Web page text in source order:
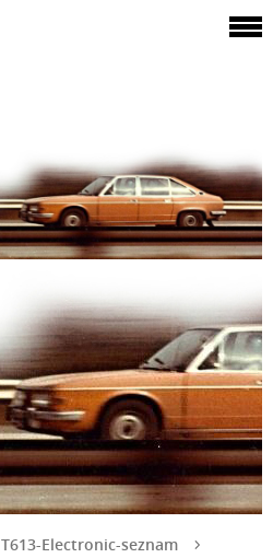
T613-Electronic-seznam